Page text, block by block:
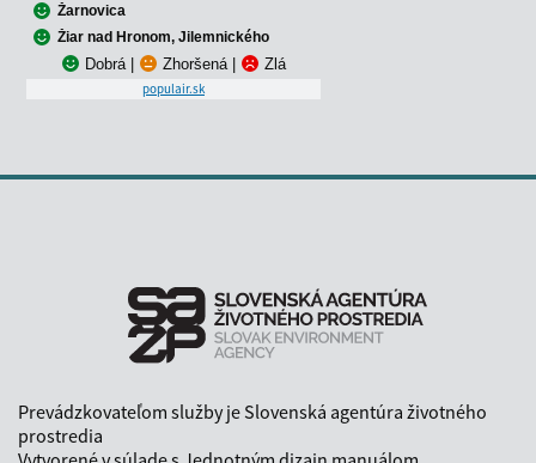
Žarnovica
Žiar nad Hronom, Jilemnického
Dobrá | Zhoršená | Zlá
populair.sk
Prevádzkovateľom služby je Slovenská agentúra životného
prostredia